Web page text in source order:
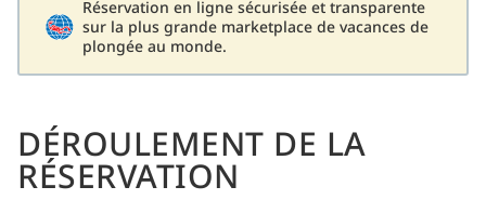
Réservation en ligne sécurisée et transparente
sur la plus grande marketplace de vacances de
plongée au monde.
DÉROULEMENT DE LA
RÉSERVATION